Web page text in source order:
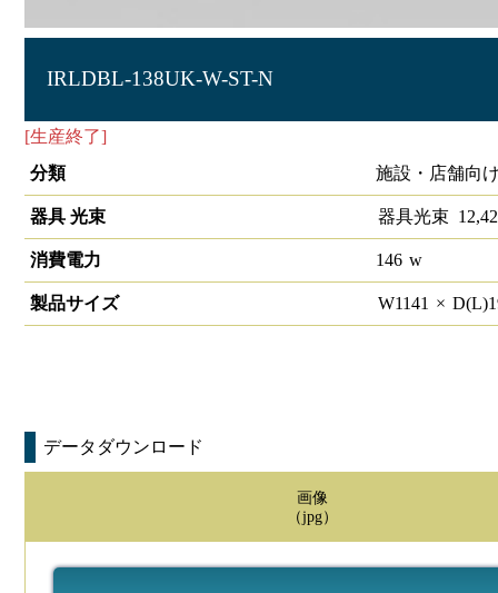
IRLDBL-138UK-W-ST-N
[生産終了]
分類
施設・店舗向
器具 光束 器具光束
消費電力 146 w
製品サイズ W1141 × D(L)
データダウンロード
画像
（jpg）